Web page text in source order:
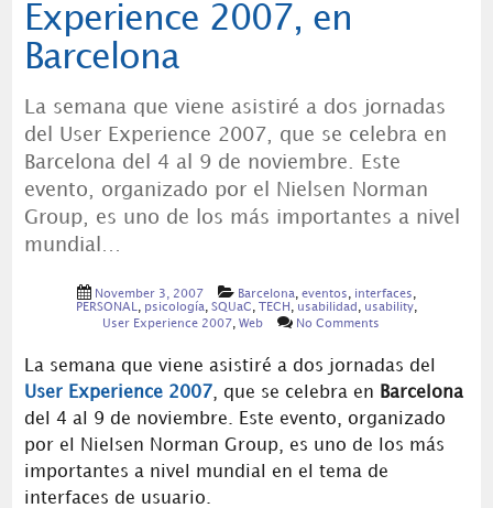
Experience 2007, en
Barcelona
La semana que viene asistiré a dos jornadas
del User Experience 2007, que se celebra en
Barcelona del 4 al 9 de noviembre. Este
evento, organizado por el Nielsen Norman
Group, es uno de los más importantes a nivel
mundial…
November 3, 2007 Barcelona eventos interfaces
PERSONAL
psicología SQUaC TECH usabilidad usability
User Experience 2007
Web No Comments
La semana que viene asistiré a dos jornadas del
User Experience 2007 , que se celebra en Barcelona
del 4 al 9 de noviembre. Este evento, organizado
por el Nielsen Norman Group, es uno de los más
importantes a nivel mundial en el tema de
interfaces de usuario.